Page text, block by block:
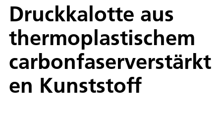
Druckkalotte aus
thermoplastischem
carbonfaserverstärkt
en Kunststoff